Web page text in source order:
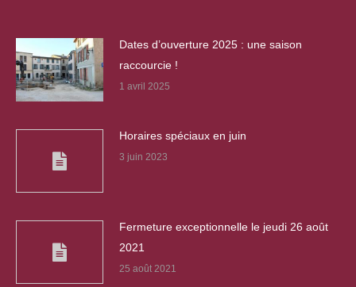
Dates d’ouverture 2025 : une saison
raccourcie !
1 avril 2025
Horaires spéciaux en juin
3 juin 2023
Fermeture exceptionnelle le jeudi 26 août
2021
25 août 2021